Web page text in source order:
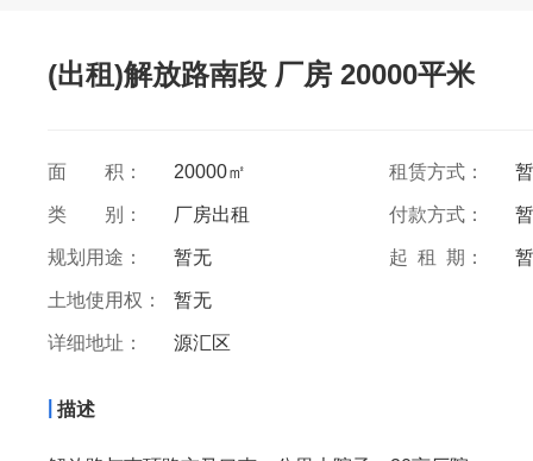
(出租)解放路南段 厂房 20000平米
面 积： 20000㎡ 租赁方式：
类 别： 厂房出租 付款方式：
规划用途： 暂无 起 租 期：
土地使用权： 暂无
详细地址： 源汇区
描述